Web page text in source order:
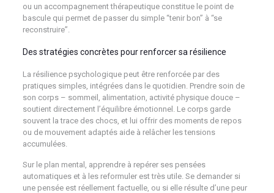
ou un accompagnement thérapeutique constitue le point de
bascule qui permet de passer du simple “tenir bon” à “se
reconstruire”.
Des stratégies concrètes pour renforcer sa résilience
La résilience psychologique peut être renforcée par des
pratiques simples, intégrées dans le quotidien. Prendre soin de
son corps – sommeil, alimentation, activité physique douce –
soutient directement l’équilibre émotionnel. Le corps garde
souvent la trace des chocs, et lui offrir des moments de repos
ou de mouvement adaptés aide à relâcher les tensions
accumulées.
Sur le plan mental, apprendre à repérer ses pensées
automatiques et à les reformuler est très utile. Se demander si
une pensée est réellement factuelle, ou si elle résulte d’une peur